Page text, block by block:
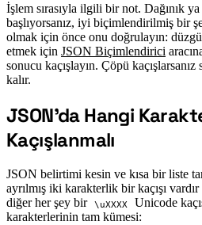
İşlem sırasıyla ilgili bir not. Dağınık
başlıyorsanız, iyi biçimlendirilmiş bir
olmak için önce onu doğrulayın:
etmek için JSON Biçimlendirici
sonucu kaçışlayın. Çöpü kaçışlarsanız
kalır.
#
JSON’da Hangi
Kaçışlanmalı
JSON belirtimi kesin ve kısa bir liste
ayrılmış iki karakterlik bir kaçışı
diğer her şey bir
\uXXXX
Unicode
karakterlerinin tam kümesi: